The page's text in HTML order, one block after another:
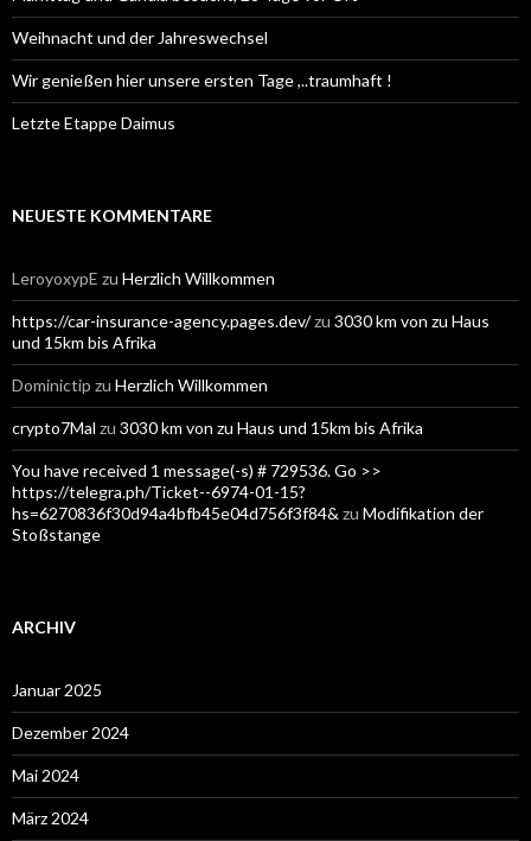
Weihnacht und der Jahreswechsel
Wir genießen hier unsere ersten Tage ,..traumhaft !
Letzte Etappe Daimus
NEUESTE KOMMENTARE
LeroyoxypE zu Herzlich Willkommen
https://car-insurance-agency.pages.dev/zu 3030 km von zu Haus
und 15km bis Afrika
Dominictip zu Herzlich Willkommen
crypto7Mal zu 3030 km von zu Haus und 15km bis Afrika
You have received 1 message(-s) # 729536. Go >>
https://telegra.ph/Ticket--6974-01-15?
hs=6270836f30d94a4bfb45e04d756f3f84& zu Modifikation der
Stoßstange
ARCHIV
Januar 2025
Dezember 2024
Mai 2024
März 2024